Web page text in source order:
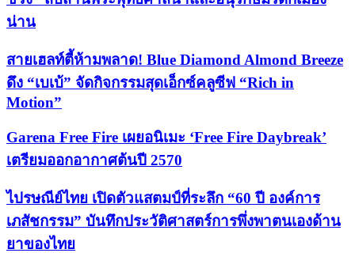
น่าน
สายเฮลท์ตี้ห้ามพลาด! Blue Diamond Almond Breeze
ดึง “เบเบ้” จัดกิจกรรมสุดเอ็กซ์คลูซีฟ “Rich in
Motion”
Garena Free Fire เผยอนิเมะ ‘Free Fire Daybreak’
เตรียมออกอากาศต้นปี 2570
ไปรษณีย์ไทย เปิดตัวแสตมป์ที่ระลึก “60 ปี องค์การ
เภสัชกรรม” บันทึกประวัติศาสตร์การพึ่งพาตนเองด้าน
ยาของไทย